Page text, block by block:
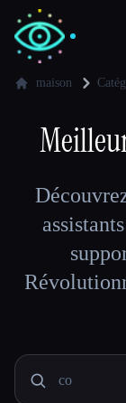
✍️Auteurs
💻Développeurs
Étudiants
Blog
maison